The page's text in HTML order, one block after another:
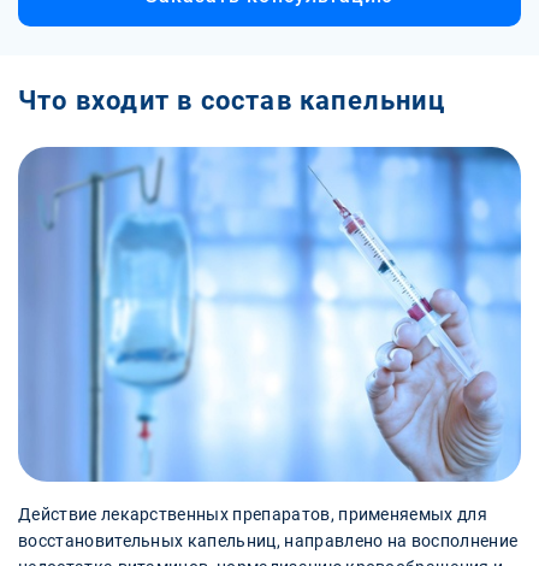
Что входит в состав капельниц
Действие лекарственных препаратов, применяемых для
восстановительных капельниц, направлено на восполнение